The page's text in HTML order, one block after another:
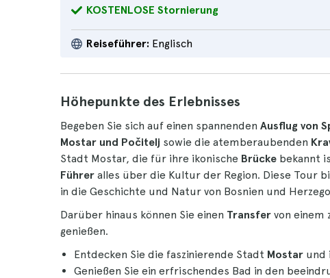
KOSTENLOSE Stornierung
Reiseführer: Englisch
Höhepunkte des Erlebnisses
Begeben Sie sich auf einen spannenden Ausflug von
Mostar und Počitelj sowie die atemberaubenden
Stadt Mostar, die für ihre ikonische Brücke bekannt
Führer alles über die Kultur der Region. Diese Tour
in die Geschichte und Natur von Bosnien und
Darüber hinaus können Sie einen Transfer von einem
genießen.
Entdecken Sie die faszinierende Stadt Mostar und
Genießen Sie ein erfrischendes Bad in den